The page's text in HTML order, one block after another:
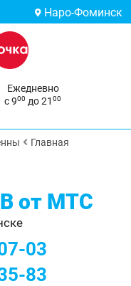
Наро-Фоминск
Ежедневно
с 900 до 2100
Главная
от МТС
03
83